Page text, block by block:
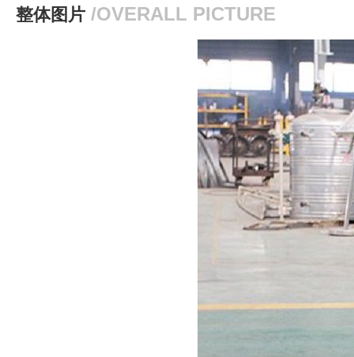
整体图片 /OVERALL PICTURE